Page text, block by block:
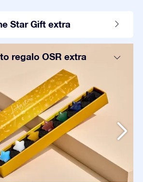
Star Gift extra
regalo OSR extra